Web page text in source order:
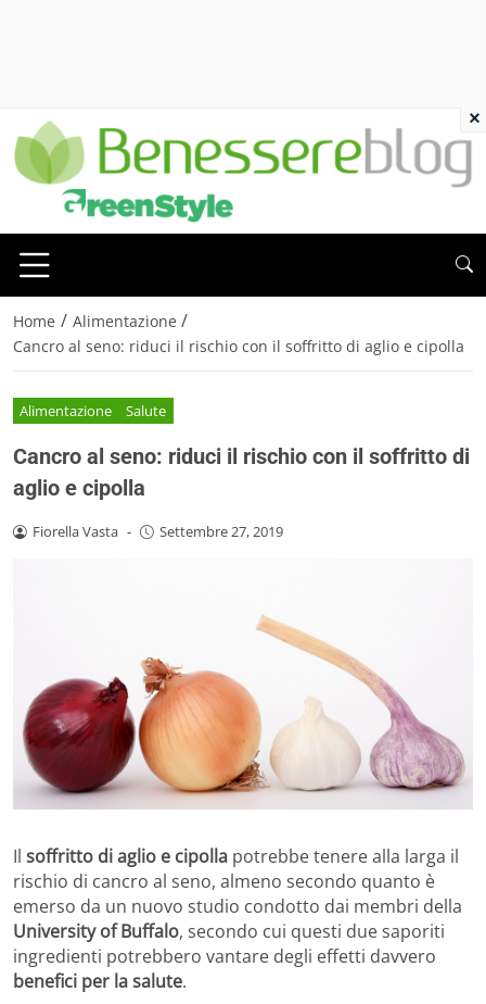
Home / Alimentazione /
Cancro al seno: riduci il rischio con il soffritto di aglio e cipolla
Alimentazione Salute
Cancro al seno: riduci il rischio con il soffritto di
aglio e cipolla
Fiorella Vasta - Settembre 27, 2019
Il soffritto di aglio e cipolla potrebbe tenere alla larga il
rischio di cancro al seno, almeno secondo quanto è
emerso da un nuovo studio condotto dai membri della
University of Buffalo, secondo cui questi due saporiti
ingredienti potrebbero vantare degli effetti davvero
benefici per la salute.
×